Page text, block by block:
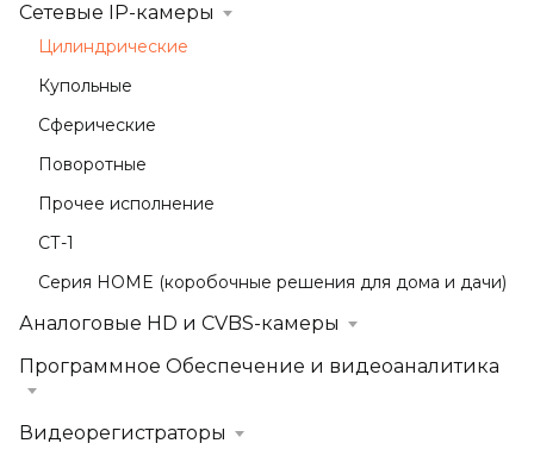
Сетевые IP-камеры
Цилиндрические
Купольные
Сферические
Поворотные
Прочее исполнение
СТ-1
Серия HOME (коробочные решения для дома и дачи)
Аналоговые HD и CVBS-камеры
Программное Обеспечение и видеоаналитика
Видеорегистраторы